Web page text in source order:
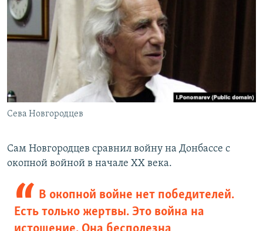
Сева Новгородцев
Сам Новгородцев сравнил войну на Донбассе с
окопной войной в начале ХХ века.
В окопной войне нет победителей.
Есть только жертвы. Это война на